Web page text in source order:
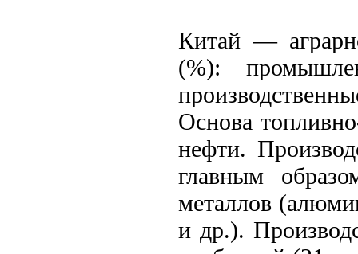
Китай —
(%):
Основа
нефти.
главным
металлов
и др.).